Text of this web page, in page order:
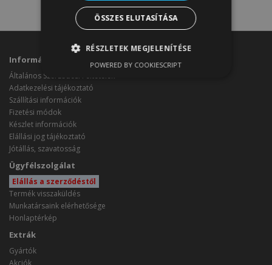
Információk
Általános Szerződési Feltételek
Adatkezelési tájékoztató
Szállítási információk
Fizetési módok
Készlet információk
Elállási jog tájékoztató
Jótállás, szavatosság
Ügyfélszolgálat
Elállás a szerződéstől
Termék visszaküldés
Munkatársaink elérhetősége
Honlaptérkép
Extrák
Gyártók
ÖSSZES ELUTASÍTÁSA
RÉSZLETEK MEGJELENÍTÉSE
POWERED BY COOKIESCRIPT